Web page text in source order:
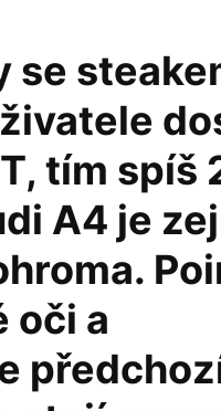
tím spíš
A4 je
oči a